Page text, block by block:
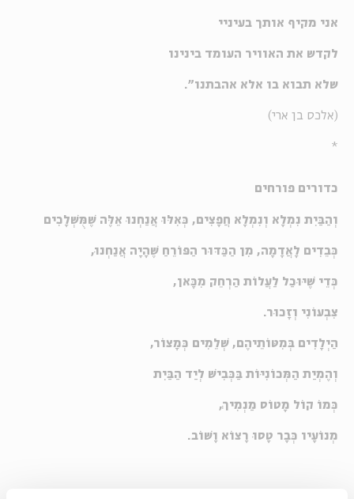
אני מקיף אותך בעיניי
לקדש את האוויר העומד בינינו
שלא תבוא בו אלא אהבתנו".
(אלכס בן ארי)
*
כדורים פורחים
וְהַבַּיִת נִמְלָא וְנִמְלָא חֲפָצִים, כְּאִלּוּ אֲנַחְנוּ אֵלֶּה שֶׁמֻּשְׁלָכִים
כְּבֵדִים לָאֲדָמָה, מִן הַכַּדּוּר הַפּוֹרֵחַ שֶׁהָיָה אֲנַחְנוּ,
כְּדֵי שֶׁיּוּכַל לַעֲלוֹת הַרְחֵק מִכָּאן,
צִבְעוֹנִי וְזָכוּר.
הַיְלָדִים בְּמִטּוֹתֵיהֶם, שְׁלֵמִים כְּמָצוֹר,
וְהֶמְיַת הַמְּכוֹנִיּוֹת בַּכְּבִישׁ לְיַד הַבַּיִת
כְּמוֹ קוֹל מָטוֹס מַנְמִיךְ,
מְנוֹעָיו כְּבָר טָסוּ רָצוֹא וָשׁוֹב.